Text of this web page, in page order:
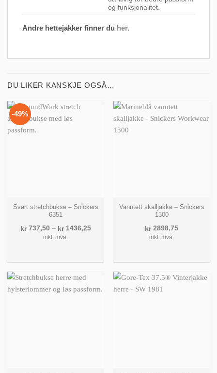
og funksjonalitet.
Andre hettejakker finner du her.
DU LIKER KANSKJE OGSÅ…
-49%
Svart stretchbukse – Snickers
6351
kr737,50 – kr1436,25Prisområde:
inkl. mva.
Vanntett skalljakke – Snickers
1300
kr2898,75
inkl. mva.